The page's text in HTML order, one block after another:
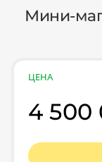
Мини-
ЦЕНА
4 500